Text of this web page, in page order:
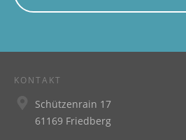
KONTAKT
Schützenrain 17
61169 Friedberg